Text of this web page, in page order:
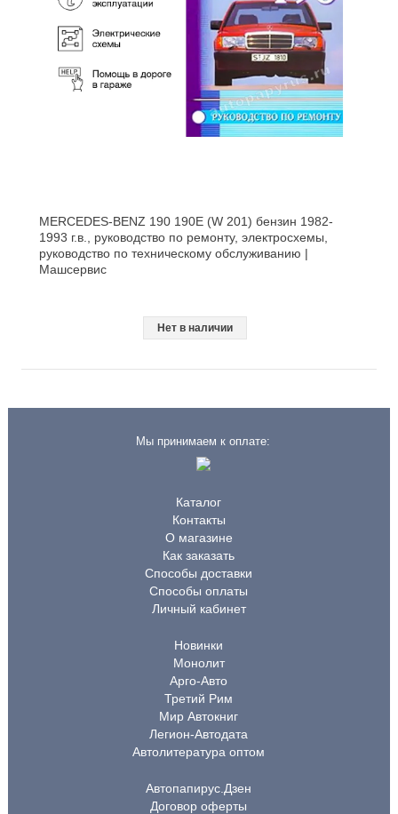
MERCEDES-BENZ 190 190E (W 201) бензин 1982-
1993 г.в., руководство по ремонту, электросхемы,
руководство по техническому обслуживанию |
Машсервис
Нет в наличии
Мы принимаем к оплате:
Каталог
Контакты
О магазине
Как заказать
Способы доставки
Способы оплаты
Личный кабинет
Новинки
Монолит
Арго-Авто
Третий Рим
Мир Автокниг
Легион-Автодата
Автолитература оптом
Автопапирус.Дзен
Договор оферты